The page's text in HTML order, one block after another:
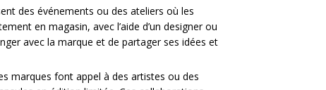
des événements ou des ateliers où les
en magasin, avec l’aide d’un designer ou
avec la marque et de partager ses idées et
marques font appel à des artistes ou des